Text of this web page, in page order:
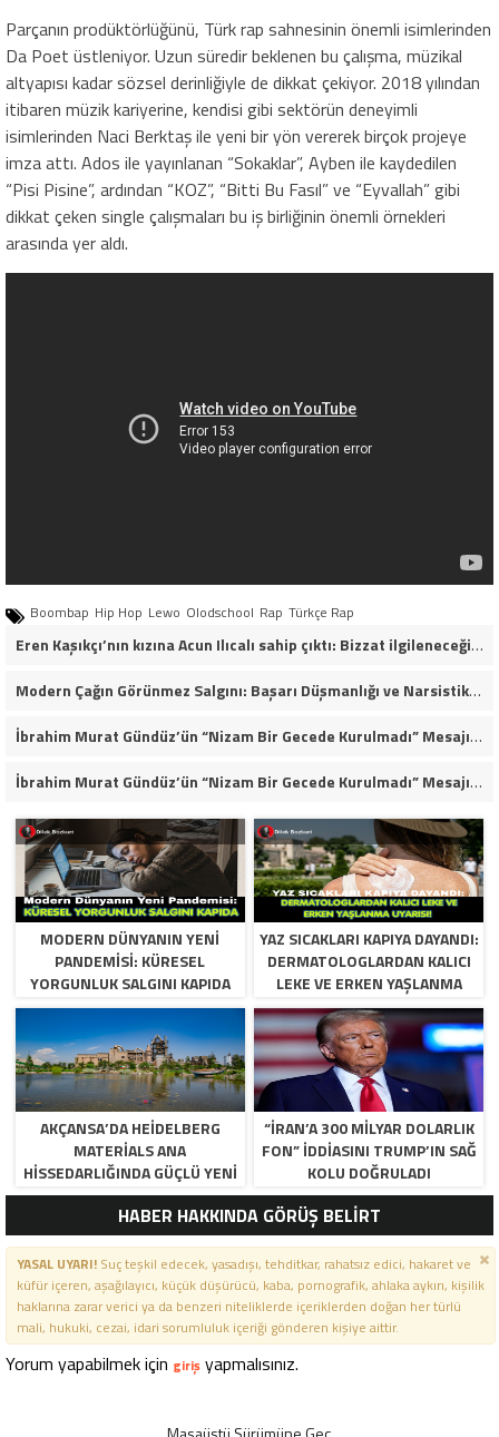
Parçanın prodüktörlüğünü, Türk rap sahnesinin önemli isimlerinden
Da Poet üstleniyor. Uzun süredir beklenen bu çalışma, müzikal
altyapısı kadar sözsel derinliğiyle de dikkat çekiyor. 2018 yılından
itibaren müzik kariyerine, kendisi gibi sektörün deneyimli
isimlerinden Naci Berktaş ile yeni bir yön vererek birçok projeye
imza attı. Ados ile yayınlanan “Sokaklar”, Ayben ile kaydedilen
“Pisi Pisine”, ardından “KOZ”, “Bitti Bu Fasıl” ve “Eyvallah” gibi
dikkat çeken single çalışmaları bu iş birliğinin önemli örnekleri
arasında yer aldı.
Boombap Hip Hop Lewo Olodschool Rap Türkçe Rap
Eren Kaşıkçı’nın kızına Acun Ilıcalı sahip çıktı: Bizzat ilgileneceğim
Modern Çağın Görünmez Salgını: Başarı Düşmanlığı ve Narsistik Yükseliş
İbrahim Murat Gündüz’ün “Nizam Bir Gecede Kurulmadı” Mesajı Sosyal Medyada Geniş Yankı Uyandırdı
İbrahim Murat Gündüz’ün “Nizam Bir Gecede Kurulmadı” Mesajı Neden Viral Oldu?
MODERN DÜNYANIN YENI
PANDEMISI: KÜRESEL
YORGUNLUK SALGINI KAPIDA
YAZ SICAKLARI KAPIYA DAYANDI:
DERMATOLOGLARDAN KALICI
LEKE VE ERKEN YAŞLANMA
UYARISI!
AKÇANSA’DA HEIDELBERG
MATERIALS ANA
HISSEDARLIĞINDA GÜÇLÜ YENI
DÖNEM BAŞLIYOR
“İRAN’A 300 MILYAR DOLARLIK
FON” IDDIASINI TRUMP’IN SAĞ
KOLU DOĞRULADI
HABER HAKKINDA GÖRÜŞ BELİRT
YASAL UYARI!Suç teşkil edecek, yasadışı, tehditkar, rahatsız edici, hakaret ve
küfür içeren, aşağılayıcı, küçük düşürücü, kaba, pornografik, ahlaka aykırı, kişilik
haklarına zarar verici ya da benzeri niteliklerde içeriklerden doğan her türlü
mali, hukuki, cezai, idari sorumluluk içeriği gönderen kişiye aittir.
Yorum yapabilmek için giriş yapmalısınız.